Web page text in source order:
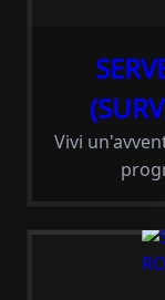
Vivi